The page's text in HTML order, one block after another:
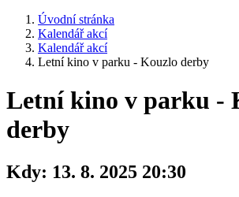
Úvodní stránka
Kalendář akcí
Kalendář akcí
Letní kino v parku - Kouzlo derby
Letní kino v parku -
derby
Kdy: 13. 8. 2025 20:30